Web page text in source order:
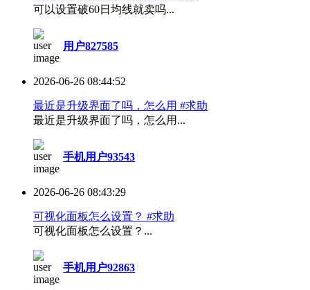
可以设置破60日均线就卖吗...
用户827585
2026-06-26 08:44:52
最近是升级界面了吗，怎么用 #求助
最近是升级界面了吗，怎么用...
手机用户93543
2026-06-26 08:43:29
可视化面板怎么设置？ #求助
可视化面板怎么设置？...
手机用户92863